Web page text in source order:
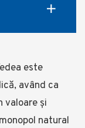
este
având ca
valoare și
natural